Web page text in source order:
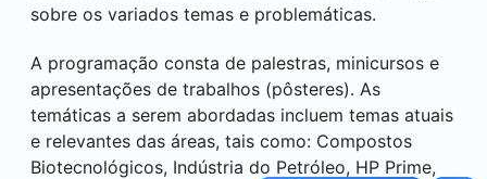
sobre os variados temas e problemáticas.
A programação consta de palestras, minicursos e
apresentações de trabalhos (pôsteres). As
temáticas a serem abordadas incluem temas atuais
e relevantes das áreas, tais como: Compostos
Biotecnológicos, Indústria do Petróleo, HP Prime,